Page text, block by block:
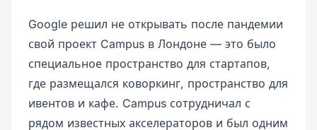
Google решил не открывать после пандемии
свой проект Campus в Лондоне — это было
специальное пространство для стартапов,
где размещался коворкинг, пространство для
ивентов и кафе. Campus сотрудничал с
рядом известных акселераторов и был одним